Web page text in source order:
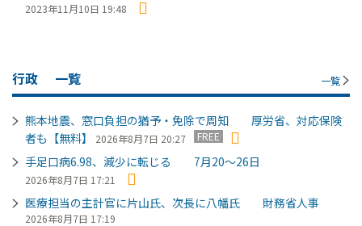
2023年11月10日 19:48
行政 一覧 一覧
熊本地震、窓口負担の猶予・免除で周知 厚労省、対応保険
者も【無料】
2026年8月7日 20:27 FREE
手足口病6.98、減少に転じる 7月20～26日
2026年8月7日 17:21
医療担当の主計官に片山氏、次長に八幡氏 財務省人事
2026年8月7日 17:19